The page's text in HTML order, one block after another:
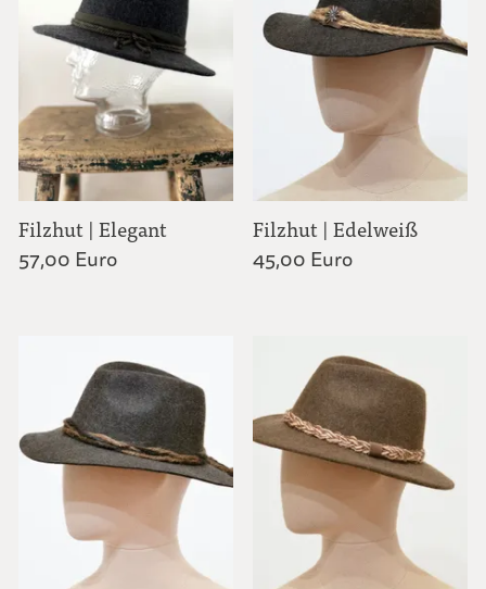
Filzhut | Elegant
57,00 Euro
Filzhut | Edelweiß
45,00 Euro